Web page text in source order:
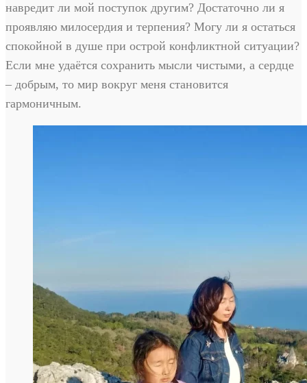
навредит ли мой поступок другим? Достаточно ли я
проявляю милосердия и терпения? Могу ли я остаться
спокойной в душе при острой конфликтной ситуации?
Если мне удаётся сохранить мысли чистыми, а сердце
– добрым, то мир вокруг меня становится
гармоничным.